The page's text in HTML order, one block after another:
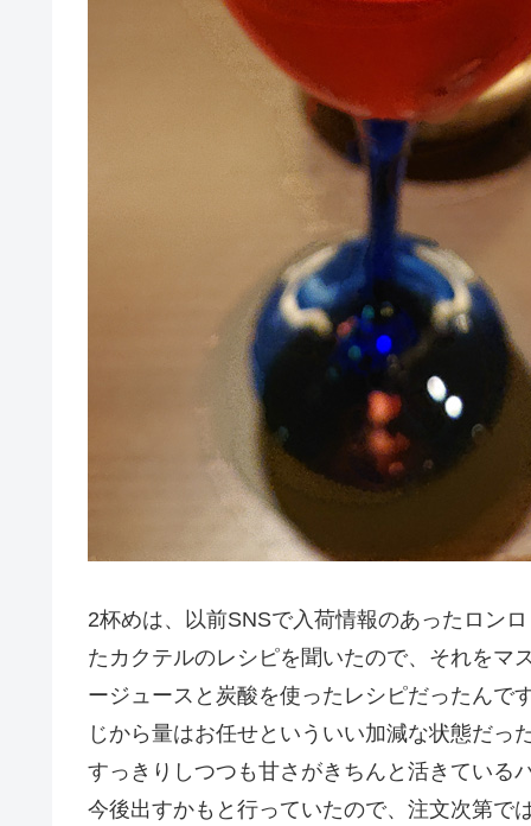
2杯めは、以前SNSで入荷情報のあったロン
たカクテルのレシピを聞いたので、それをマ
ージュースと炭酸を使ったレシピだったんで
じから量はお任せといういい加減な状態だっ
すっきりしつつも甘さがきちんと活きている
今後出すかもと行っていたので、注文次第で